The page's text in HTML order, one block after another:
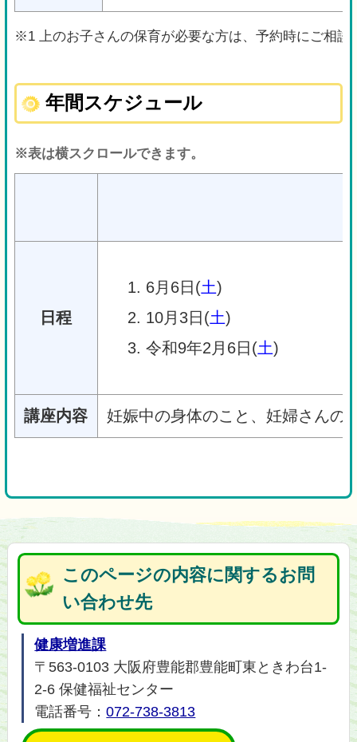
※1 上のお子さんの保育が必要な方は、予約時にご相談
年間スケジュール
※表は横スクロールできます。
日程
6月6日(土)
10月3日(土)
令和9年2月6日(土)
講座内容 妊娠中の身体のこと、妊婦さんの
このページの内容に関するお問
い合わせ先
健康増進課
〒563-0103 大阪府豊能郡豊能町東ときわ台1-
2-6 保健福祉センター
電話番号：072-738-3813